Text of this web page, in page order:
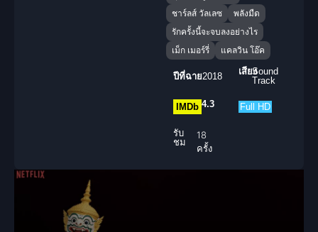
ชาร์ลส์ วัลเลซ
พลังมืด
รักครั้งนี้จะจบลงอย่างไร
เม็ก เมอร์รี่
แคลวิน โอ๊ค
ปีที่ฉาย2018 เสียงSound
Track
IMDb 4.3 Full HD
รับ
ชม
18
ครั้ง